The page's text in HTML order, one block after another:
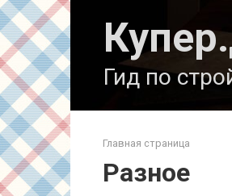
Перейти
к
контенту
Гид по
Главная страница
Разное